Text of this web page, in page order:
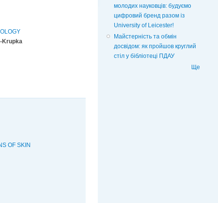
Krupka
OF SKIN
молодих науковців: будуємо
цифровий бренд разом із
University of Leicester!
Майстерність та обмін
досвідом: як пройшов круглий
стіл у бібліотеці ПДАУ
Ще